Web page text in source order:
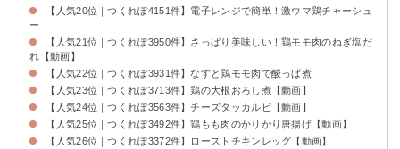
【人気20位｜つくれぽ4151件】電子レンジで簡単！激ウマ鶏チャーシュ
ー
【人気21位｜つくれぽ3950件】さっぱり美味しい！鶏モモ肉のねぎ塩だ
れ【動画】
【人気22位｜つくれぽ3931件】なすと鶏モモ肉で酸っぱ煮
【人気23位｜つくれぽ3713件】鶏の大根おろし煮【動画】
【人気24位｜つくれぽ3563件】チーズタッカルビ【動画】
【人気25位｜つくれぽ3492件】鶏もも肉のかりかり唐揚げ【動画】
【人気26位｜つくれぽ3372件】ローストチキンレッグ【動画】